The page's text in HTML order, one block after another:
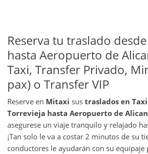
Reserva tu traslado
hasta Aeropuerto de
Taxi, Transfer Privado,
pax) o Transfer VIP
Reserve en Mitaxi sus traslados en
Torrevieja hasta Aeropuerto de
asegurese un viaje tranquilo y relajado
¡Tan solo le va a costar 2 minutos de su
conductores le ayudarán con su equipaje